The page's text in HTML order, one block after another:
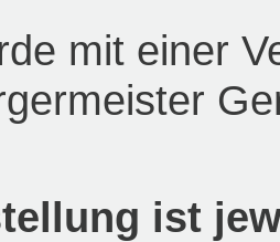
mit einer
ist